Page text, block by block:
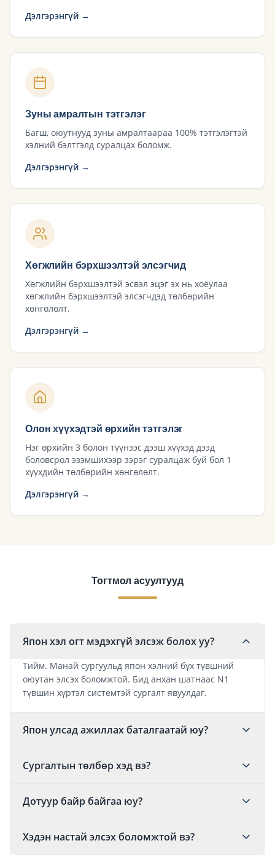
Дэлгэрэнгүй →
Зуны амралтын тэтгэлэг
Багш, оюутнууд зуны амралтаараа 100% тэтгэлэгтэй
хэлний бэлтгэлд суралцах боломж.
Дэлгэрэнгүй →
Хөгжлийн бэрхшээлтэй элсэгчид
Хөгжлийн бэрхшээлтэй эсвэл эцэг эх нь хоёулаа
хөгжлийн бэрхшээлтэй элсэгчдэд төлбөрийн
хөнгөлөлт.
Дэлгэрэнгүй →
Олон хүүхэдтэй өрхийн тэтгэлэг
Нэг өрхийн 3 болон түүнээс дээш хүүхэд дээд
боловсрол эзэмшихээр зэрэг суралцаж буй бол 1
хүүхдийн төлбөрийн хөнгөлөлт.
Дэлгэрэнгүй →
Тогтмол асуултууд
Япон хэл огт мэдэхгүй элсэж болох уу?
Тийм. Манай сургуульд япон хэлний бүх түвшний
оюутан элсэх боломжтой. Бид анхан шатнаас N1
түвшин хүртэл системтэй сургалт явуулдаг.
Япон улсад ажиллах баталгаатай юу?
Сургалтын төлбөр хэд вэ?
Дотуур байр байгаа юу?
Хэдэн настай элсэх боломжтой вэ?